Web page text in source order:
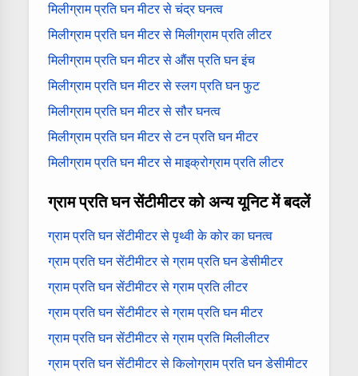
मिलीग्राम प्रति घन मीटर से चंद्र घनत्व
मिलीग्राम प्रति घन मीटर से मिलीग्राम प्रति लीटर
मिलीग्राम प्रति घन मीटर से औंस प्रति घन इंच
मिलीग्राम प्रति घन मीटर से स्लग प्रति घन फुट
मिलीग्राम प्रति घन मीटर से सौर घनत्व
मिलीग्राम प्रति घन मीटर से टन प्रति घन मीटर
मिलीग्राम प्रति घन मीटर से माइक्रोग्राम प्रति लीटर
ग्राम प्रति घन सेंटीमीटर को अन्य यूनिट में बदलें
ग्राम प्रति घन सेंटीमीटर से पृथ्वी के कोर का घनत्व
ग्राम प्रति घन सेंटीमीटर से ग्राम प्रति घन डेसीमीटर
ग्राम प्रति घन सेंटीमीटर से ग्राम प्रति लीटर
ग्राम प्रति घन सेंटीमीटर से ग्राम प्रति घन मीटर
ग्राम प्रति घन सेंटीमीटर से ग्राम प्रति मिलीलीटर
ग्राम प्रति घन सेंटीमीटर से किलोग्राम प्रति घन डेसीमीटर